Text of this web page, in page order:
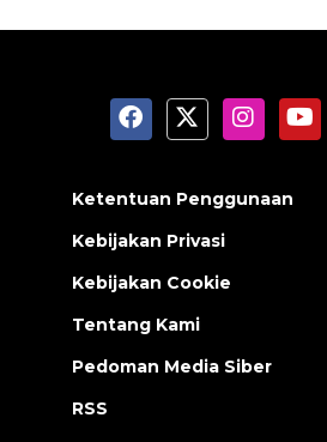
Ketentuan Penggunaan
Kebijakan Privasi
Kebijakan Cookie
Tentang Kami
Pedoman Media Siber
RSS